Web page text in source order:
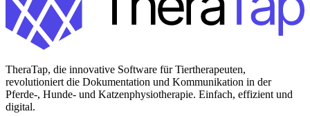
TheraTap, die innovative Software für Tiertherapeuten,
revolutioniert die Dokumentation und Kommunikation in der
Pferde-, Hunde- und Katzenphysiotherapie. Einfach, effizient und
digital.